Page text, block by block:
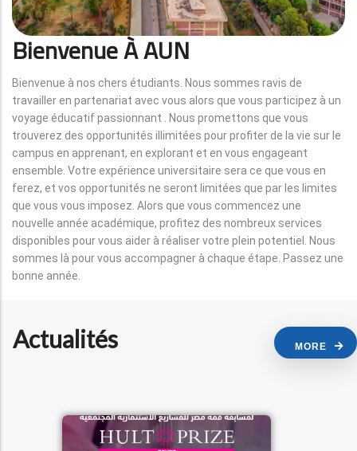
Bienvenue À AUN
Bienvenue à nos chers étudiants. Nous sommes ravis de
travailler en partenariat avec vous alors que vous participez à un
voyage éducatif passionnant . Nous promettons que vous
trouverez des opportunités illimitées pour profiter de la vie sur le
campus en apprenant, en explorant et en vous engageant
ensemble. Votre expérience universitaire sera ce que vous en
ferez, et vos opportunités ne seront limitées que par les limites
que vous vous imposez. Alors que vous commencez une
nouvelle année académique, profitez des nombreux services
disponibles pour vous aider à réaliser votre plein potentiel. Nous
sommes là pour vous accompagner à chaque étape. Passez une
bonne année.
Actualités MORE